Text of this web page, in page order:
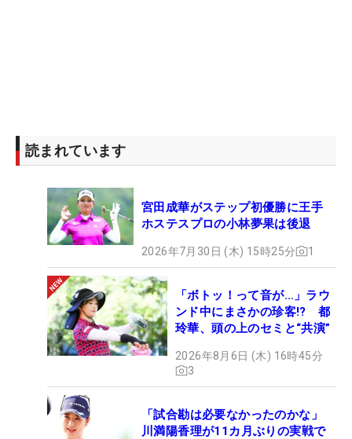
読まれています
宮田成華がステップ初優勝に王手
ホステスプロの小林夢果は後退
2026年7月30日 (木) 15時25分 1
「ボトッ！って音が…」ラウ
ンド中にまさかの珍客!? 都
玲華、頭の上のセミと“共演”
2026年8月6日 (木) 16時45分
3
「試合勘は必要なかったのかな」
川満陽香理が11カ月ぶりの実戦で